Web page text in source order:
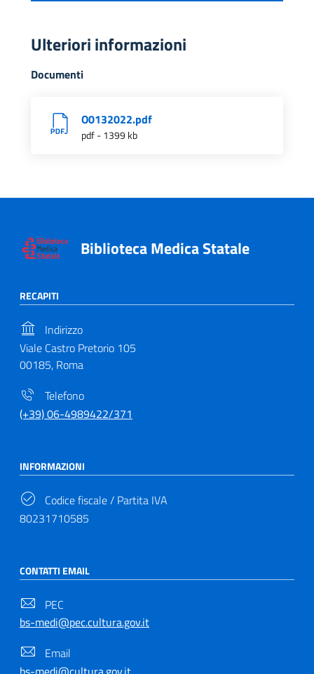
Ulteriori informazioni
Documenti
O0132022.pdf
pdf - 1399 kb
Biblioteca Medica Statale
RECAPITI
Indirizzo
Viale Castro Pretorio 105
00185, Roma
Telefono
(+39) 06-4989422/371
INFORMAZIONI
Codice fiscale / Partita IVA
80231710585
CONTATTI EMAIL
PEC
bs-medi@pec.cultura.gov.it
Email